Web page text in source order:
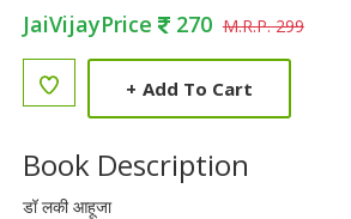
JaiVijayPrice 270 M.R.P. 299
+ Add To Cart
Book Description
डॉ लकी आहूजा